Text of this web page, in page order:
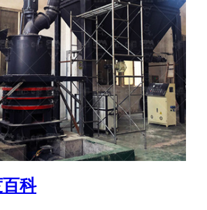
科